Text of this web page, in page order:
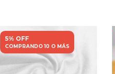
5% OFF
COMPRANDO 10 O MÁS